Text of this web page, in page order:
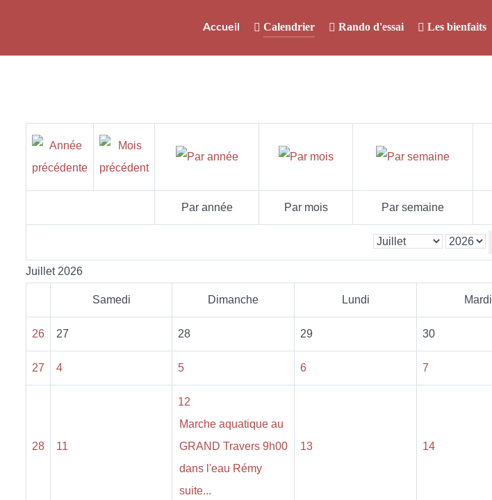
Accueil Calendrier Rando d'essai Les bienfaits
Par année Par mois Par semaine
Juillet 2026
Samedi Dimanche Lundi Mardi
26 27 28 29 30
27 4 5 6 7
28 11
12
Marche aquatique au
GRAND Travers 9h00
dans l'eau Rémy
suite...
13 14